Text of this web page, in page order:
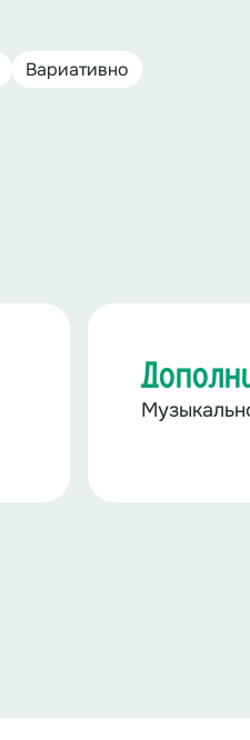
Вариативно